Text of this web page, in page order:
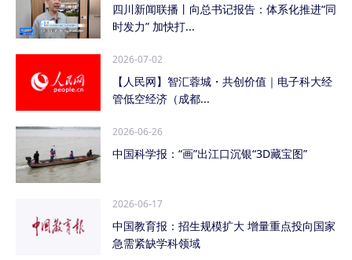
四川新闻联播丨向总书记报告：体系化推进“同
时发力” 加快打...
2026-07-02
【人民网】智汇蓉城・共创价值｜电子科大经
管低空经济（成都...
2026-06-26
中国科学报：“画”出江口沉银“3D藏宝图”
2026-06-17
中国教育报：招生规模扩大 增量重点投向国家
急需紧缺学科领域